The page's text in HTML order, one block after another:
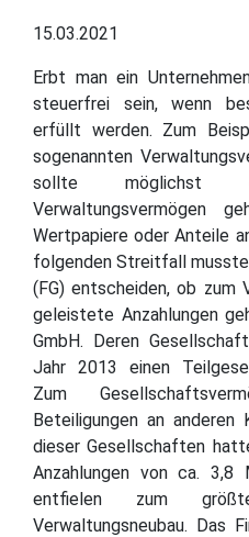
15.03.2021
Erbt man ein
steuerfrei sein, wenn
erfüllt werden. Zum
sogenannten
sollte möglichst
Verwaltungsvermögen
Wertpapiere oder Anteile
folgenden Streitfall
(FG) entscheiden, ob zum
geleistete Anzahlungen
GmbH. Deren
Jahr 2013 einen
Zum
Beteiligungen an anderen
dieser Gesellschaften
Anzahlungen von ca. 3,8
entfielen zum
Verwaltungsneubau. Das